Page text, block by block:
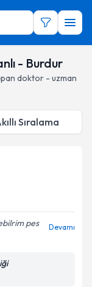
- Burdur
doktor - uzman
Sıralama
pes
Devamı